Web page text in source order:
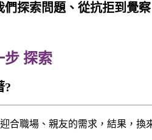
探索問題、從抗拒到覺
步 探索
?
合職場、親友的需求，結果，